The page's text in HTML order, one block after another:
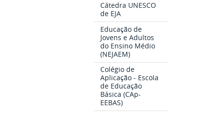
Cátedra UNESCO
de EJA
Educação de
Jovens e Adultos
do Ensino Médio
(NEJAEM)
Colégio de
Aplicação - Escola
de Educação
Básica (CAp-
EEBAS)